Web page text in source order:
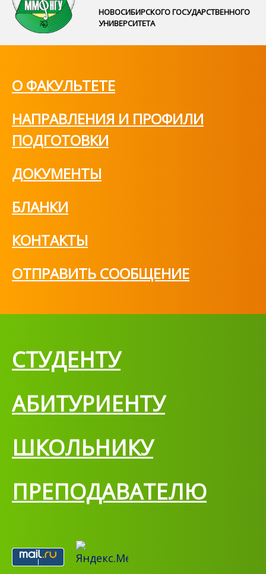
НОВОСИБИРСКОГО ГОСУДАРСТВЕННОГО
УНИВЕРСИТЕТА
О ФАКУЛЬТЕТЕ
НАПРАВЛЕНИЯ И ПРОФИЛИ
ПОДГОТОВКИ
ДОКУМЕНТЫ
БЛАНКИ
КОНТАКТЫ
ОТПРАВИТЬ СООБЩЕНИЕ
СТУДЕНТУ
АБИТУРИЕНТУ
ШКОЛЬНИКУ
ПРЕПОДАВАТЕЛЮ